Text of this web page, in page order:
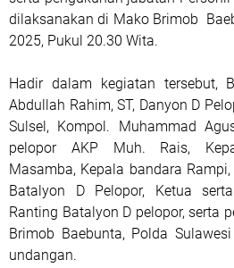
dilaksanakan di Mako Brimob
2025, Pukul 20.30 Wita.
Hadir dalam kegiatan tersebut,
Abdullah Rahim, ST, Danyon D
Sulsel, Kompol. Muhammad
pelopor AKP Muh. Rais,
Masamba, Kepala bandara
Batalyon D Pelopor, Ketua
Ranting Batalyon D pelopor, serta
Brimob Baebunta, Polda
undangan.